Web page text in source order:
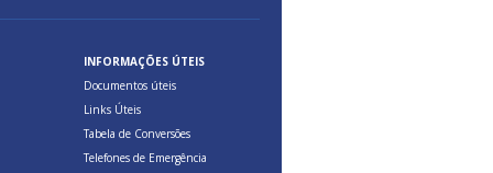
INFORMAÇÕES ÚTEIS
Documentos úteis
Links Úteis
Tabela de Conversões
Telefones de Emergência